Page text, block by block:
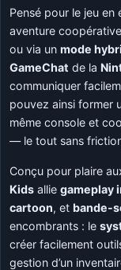
Pensé pour le jeu en
aventure
ou via unmode
GameChat de la
communiquer
pouvez ainsi former
même console et
— le tout sans
Conçu pour plaire
Kids alliegameplay
cartoon, et bande-
encombrants : le
créer facilement
gestion d’un